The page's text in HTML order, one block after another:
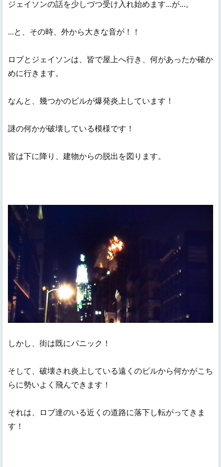
ジェイソンの話を少しづつ受け入れ始めます...が...。
...と、その時、外から大きな音が！！
ロブとジェイソンは、皆で屋上へ行き、何があったか確か
めに行きます。
なんと、幾つかのビルが爆発炎上しています！
謎の何かが破壊している模様です！
皆は下に降り、建物からの脱出を図ります。
しかし、街は既にパニック！
そして、破壊され炎上している遠くのビルから何かがこち
らに勢いよく飛んできます！
それは、ロブ達のいる近くの道路に落下し転がってきま
す！